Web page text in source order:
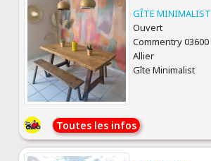
GÎTE MINIMALIST
Ouvert
Commentry 03600
Allier
Gîte Minimalist
Toutes les infos